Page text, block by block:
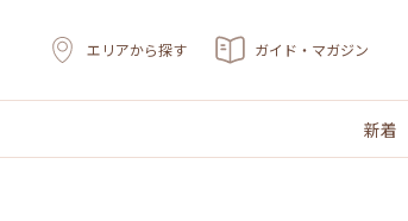
エリアから探す ガイド・マガジン
新着